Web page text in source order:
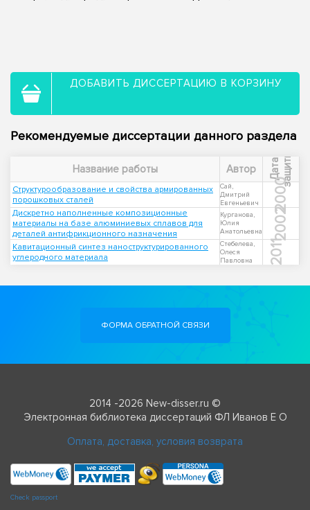
ДОБАВИТЬ ДИССЕРТАЦИЮ В КОРЗИНУ
Рекомендуемые диссертации данного раздела
Название работы Автор Д
а
т
а
з
а
щ
и
ты
Структурообразование и свойства армированных
порошковых сталей
Сай,
Дмитрий
Евгеньевич
2000
Дискретно наполненные композиционные
материалы на базе алюминиевых сплавов для
деталей антифрикционного назначения
Курганова,
Юлия
Анатольевна
2002
Кавитационный синтез наноструктурированного
углеродного материала
Стебелева,
Олеся
Павловна
2011
ФОРМА ОБРАТНОЙ СВЯЗИ
2014 -2026 New-disser.ru ©
Электронная библиотека диссертаций ФЛ Иванов Е О
Оплата, доставка, условия возврата
Check passport